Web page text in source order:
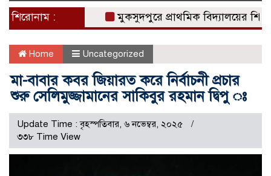
শিরোনাম : মুকসুদপুরে প্রাথমিক বিদ্যালয়ের
Home Uncategorized
মা-বাবার কবর জিয়ারত করে নির্বাচনী প্রচার
শুরু সেলিমুজ্জামানের সাকিবুর রহমান দ্বিপু ঃ
Update Time : বৃহস্পতিবার, ৬ নভেম্বর, ২০২৫
৩৩৮ Time View